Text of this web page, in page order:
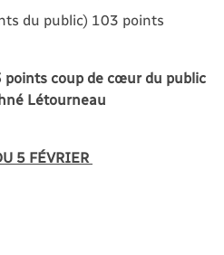
du public) 103 points
points coup de cœur du public
Létourneau
5 FÉVRIER